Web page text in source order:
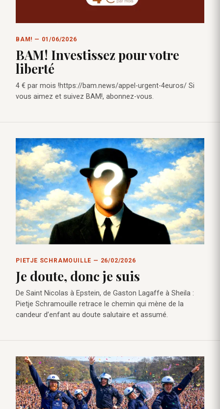
BAM! — 01/06/2026
BAM! Investissez pour votre
liberté
4 € par mois !https://bam.news/appel-urgent-4euros/ Si
vous aimez et suivez BAM!, abonnez-vous.
PIETJE SCHRAMOUILLE — 26/02/2026
Je doute, donc je suis
De Saint Nicolas à Epstein, de Gaston Lagaffe à Sheila :
Pietje Schramouille retrace le chemin qui mène de la
candeur d’enfant au doute salutaire et assumé.